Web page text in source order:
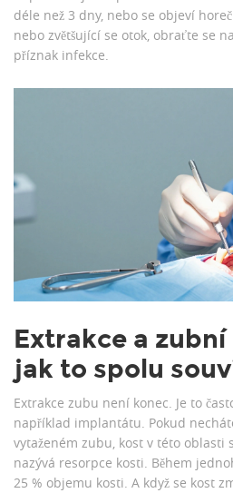
déle než 3 dny, nebo se objeví
nebo zvětšující se otok, obraťte se
příznak infekce.
Extrakce a
jak to spolu
Extrakce zubu není konec. Je to
například implantátu. Pokud
vytaženém zubu, kost v této oblasti
nazývá resorpce kosti. Během
25 % objemu kosti. A když se kost